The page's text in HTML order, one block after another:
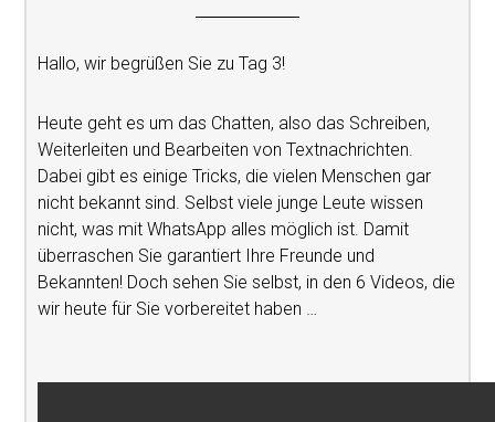
Hallo, wir begrüßen Sie zu Tag 3!
Heute geht es um das Chatten, also das Schreiben,
Weiterleiten und Bearbeiten von Textnachrichten.
Dabei gibt es einige Tricks, die vielen Menschen gar
nicht bekannt sind. Selbst viele junge Leute wissen
nicht, was mit WhatsApp alles möglich ist. Damit
überraschen Sie garantiert Ihre Freunde und
Bekannten! Doch sehen Sie selbst, in den 6 Videos, die
wir heute für Sie vorbereitet haben …